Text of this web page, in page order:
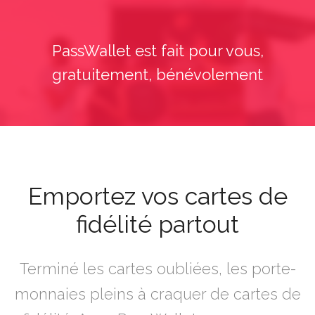
PassWallet est fait pour vous,
gratuitement, bénévolement
Emportez vos cartes de
fidélité partout
Terminé les cartes oubliées, les porte-
monnaies pleins à craquer de cartes de